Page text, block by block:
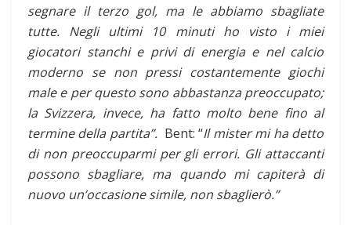
segnare il terzo gol, ma le abbiamo sbagliate
tutte. Negli ultimi 10 minuti ho visto i miei
giocatori stanchi e privi di energia e nel calcio
moderno se non pressi costantemente giochi
male e per questo sono abbastanza preoccupato;
la Svizzera, invece, ha fatto molto bene fino al
termine della partita”. Bent: “Il mister mi ha detto
di non preoccuparmi per gli errori. Gli attaccanti
possono sbagliare, ma quando mi capiterà di
nuovo un’occasione simile, non sbaglierò.”